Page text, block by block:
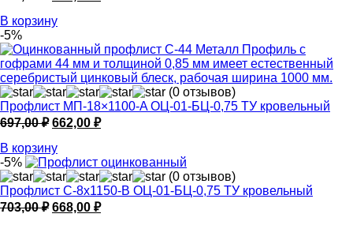
составляла
В корзину
-5%
(0 отзывов)
Профлист МП-18×1100-A ОЦ-01-БЦ-0,75 ТУ кровельный
697,00₽ Первоначальная
составляла
697,00 ₽.
662,00 ₽Текущая
В корзину
-5%
(0 отзывов)
Профлист С-8х1150-B ОЦ-01-БЦ-0,75 ТУ кровельный
703,00₽ Первоначальная
668,00 ₽Текущая